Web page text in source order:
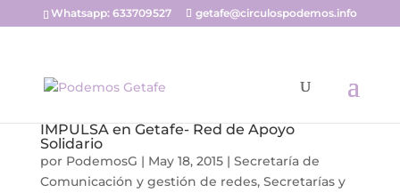
Whatsapp: 633709527 getafe@circulospodemos.info
IMPULSA en Getafe- Red de Apoyo
Solidario
por PodemosG | May 18, 2015| Secretaría de
Comunicación y gestión de redes, Secretarías y